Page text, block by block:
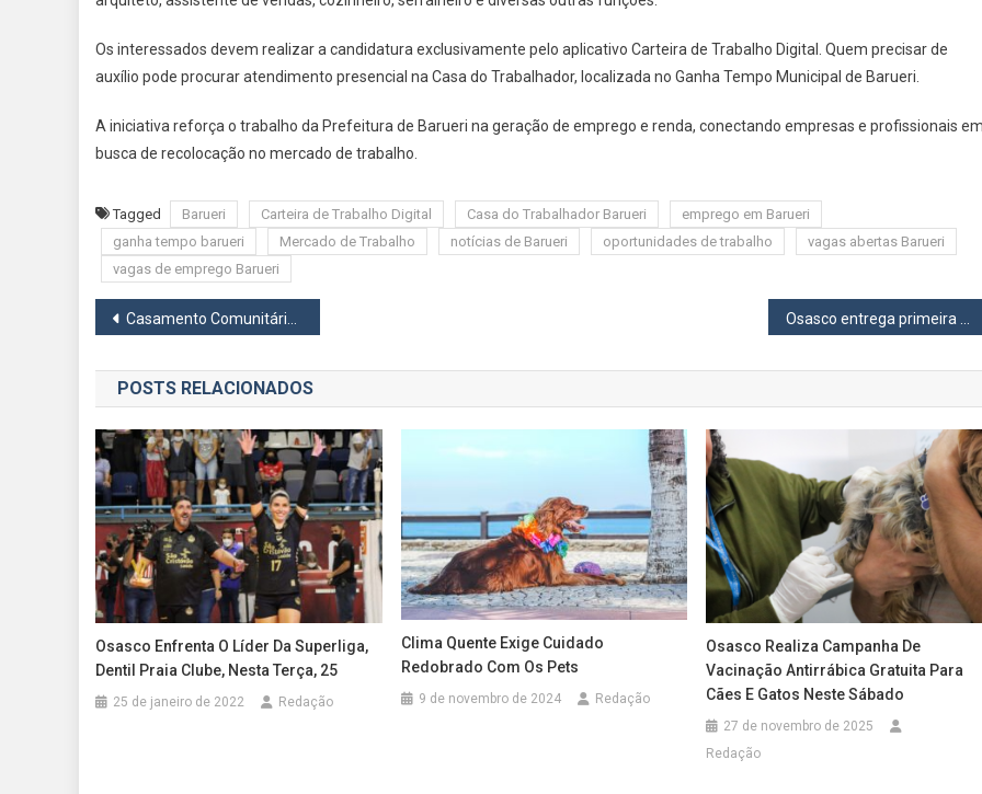
Até
R$
Mil;
Até
22
De
Os interessados devem realizar a candidatura exclusivamente pelo aplicativo Carteira de Trabalho Digital. Quem precisar de
auxílio pode procurar atendimento presencial na Casa do Trabalhador, localizada no Ganha Tempo Municipal de Barueri.
A iniciativa reforça o trabalho da Prefeitura de Barueri na geração de emprego e renda, conectando empresas e profissionais
busca de recolocação no mercado de trabalho.
Tagged Barueri Carteira de Trabalho Digital Casa do Trabalhador Barueri
emprego em Barueri
ganha tempo barueri
Mercado de Trabalho notícias de Barueri oportunidades de trabalho
vagas abertas Barueri
vagas de emprego Barueri
Navegação
de
Post
Casamento Comunitário de Osasco 2026 reúne 118 casais em cerimônia gratuita no próximo dia 20
POSTS RELACIONADOS
Osasco Enfrenta O Líder Da Superliga,
Dentil Praia Clube, Nesta Terça, 25
25 de janeiro de 2022 Redação
Clima Quente Exige Cuidado
Redobrado Com Os Pets
9 de novembro de 2024 Redação
Osasco Realiza Campanha De
Vacinação Antirrábica Gratuita Para
Cães E Gatos Neste Sábado
27 de novembro de 2025
Redação